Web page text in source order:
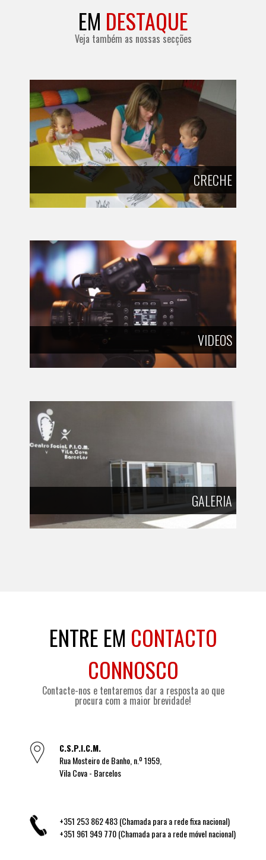
EM DESTAQUE
Veja também as nossas secções
CRECHE
VIDEOS
GALERIA
ENTRE EM CONTACTO
CONNOSCO
Contacte-nos e tentaremos dar a resposta ao que
procura com a maior brevidade!
C.S.P.I.C.M.
Rua Mosteiro de Banho, n.º 1959,
Vila Cova - Barcelos
+351 253 862 483 (Chamada para a rede fixa nacional)
+351 961 949 770 (Chamada para a rede móvel nacional)